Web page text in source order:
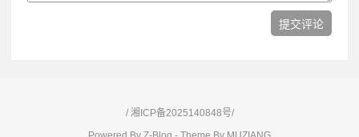
/ 湘ICP备2025140848号/